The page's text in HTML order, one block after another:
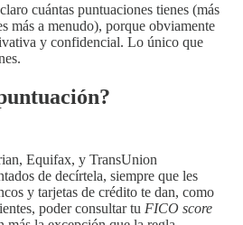
cuántas puntuaciones tienes (más
más a menudo), porque obviamente
y confidencial. Lo único que
Equifax, y TransUnion
de decírtela, siempre que les
y tarjetas de crédito te dan, como
poder consultar tu FICO score